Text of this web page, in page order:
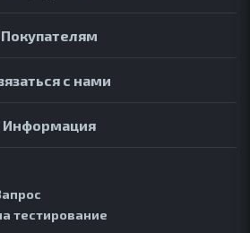
АРХИВ
Покупателям
с нами
Информация
тестирование